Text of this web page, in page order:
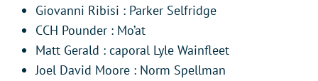
Giovanni Ribisi : Parker Selfridge
CCH Pounder : Mo’at
Matt Gerald : caporal Lyle Wainfleet
Joel David Moore : Norm Spellman